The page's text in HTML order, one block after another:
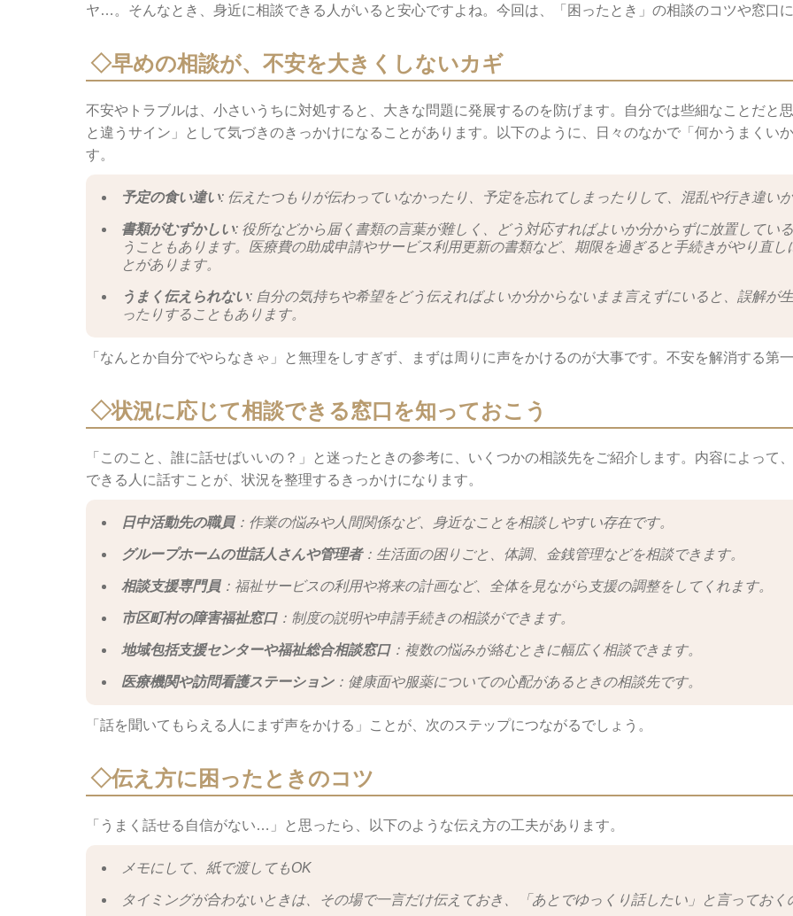
ヤ…。そんなとき、身近に相談できる人がいると安心ですよね。今回は、「困ったとき」の相談のコツや窓口
◇早めの相談が、不安を大きくしないカギ
不安やトラブルは、小さいうちに対処すると、大きな問題に発展するのを防げます。自分では些細なことだと
と違うサイン」として気づきのきっかけになることがあります。以下のように、日々のなかで「何かうまくい
す。
予定の食い違い: 伝えたつもりが伝わっていなかったり、予定を忘れてしまったりして、混乱や行き違い
書類がむずかしい: 役所などから届く書類の言葉が難しく、どう対応すればよいか分からずに放置して
うこともあります。医療費の助成申請やサービス利用更新の書類など、期限を過ぎると手続きがやり直
とがあります。
うまく伝えられない: 自分の気持ちや希望をどう伝えればよいか分からないまま言えずにいると、誤解が
ったりすることもあります。
「なんとか自分でやらなきゃ」と無理をしすぎず、まずは周りに声をかけるのが大事です。不安を解消する第一
◇状況に応じて相談できる窓口を知っておこう
「このこと、誰に話せばいいの？」と迷ったときの参考に、いくつかの相談先をご紹介します。内容によって
できる人に話すことが、状況を整理するきっかけになります。
日中活動先の職員：作業の悩みや人間関係など、身近なことを相談しやすい存在です。
グループホームの世話人さんや管理者：生活面の困りごと、体調、金銭管理などを相談できます。
相談支援専門員：福祉サービスの利用や将来の計画など、全体を見ながら支援の調整をしてくれます。
市区町村の障害福祉窓口：制度の説明や申請手続きの相談ができます。
地域包括支援センターや福祉総合相談窓口：複数の悩みが絡むときに幅広く相談できます。
医療機関や訪問看護ステーション：健康面や服薬についての心配があるときの相談先です。
「話を聞いてもらえる人にまず声をかける」ことが、次のステップにつながるでしょう。
◇伝え方に困ったときのコツ
「うまく話せる自信がない…」と思ったら、以下のような伝え方の工夫があります。
メモにして、紙で渡してもOK
タイミングが合わないときは、その場で一言だけ伝えておき、「あとでゆっくり話したい」と言っておく